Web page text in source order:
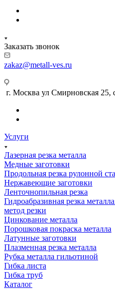
Заказать звонок
zakaz@metall-ves.ru
г. Москва ул Смирновская 25,
Услуги
Лазерная резка металла
Медные заготовки
Продольная резка рулонной
Нержавеющие заготовки
Ленточнопильная резка
Гидроабразивная резка
метод резки
Цинкование металла
Порошковая покраска металла
Латунные заготовки
Плазменная резка металла
Рубка металла гильотиной
Гибка листа
Гибка труб
Каталог